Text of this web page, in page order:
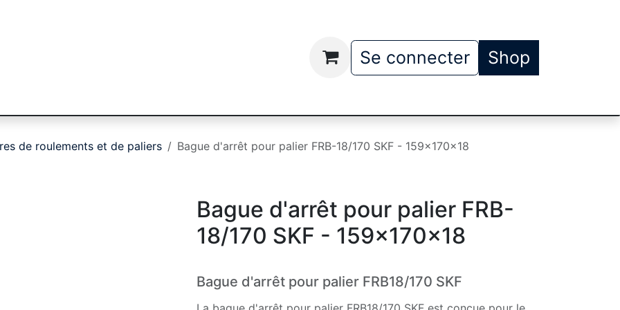
Qui somme nous
Se connecter Shop
de roulements et de paliers Bague d'arrêt pour palier FRB-18/170 SKF - 159x170x18
Bague d'arrêt pour palier FRB-
18/170 SKF - 159x170x18
Bague d'arrêt pour palier FRB18/170 SKF